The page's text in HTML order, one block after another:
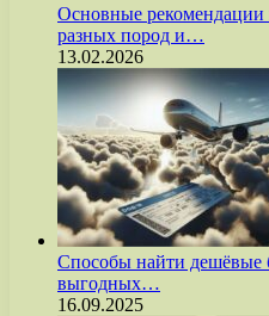
Основные
разных пород и…
13.02.2026
Способы найти дешёвые
выгодных…
16.09.2025